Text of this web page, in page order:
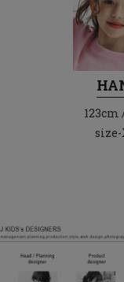
123cm
size-